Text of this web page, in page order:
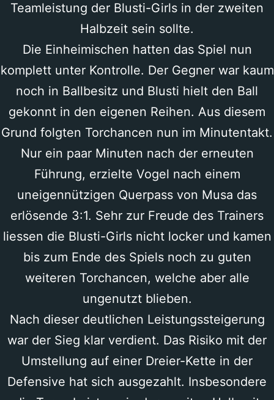
Teamleistung der Blusti-Girls in der zweiten
Halbzeit sein sollte.
Die Einheimischen hatten das Spiel nun
komplett unter Kontrolle. Der Gegner war kaum
noch in Ballbesitz und Blusti hielt den Ball
gekonnt in den eigenen Reihen. Aus diesem
Grund folgten Torchancen nun im Minutentakt.
Nur ein paar Minuten nach der erneuten
Führung, erzielte Vogel nach einem
uneigennützigen Querpass von Musa das
erlösende 3:1. Sehr zur Freude des Trainers
liessen die Blusti-Girls nicht locker und kamen
bis zum Ende des Spiels noch zu guten
weiteren Torchancen, welche aber alle
ungenutzt blieben.
Nach dieser deutlichen Leistungssteigerung
war der Sieg klar verdient. Das Risiko mit der
Umstellung auf einer Dreier-Kette in der
Defensive hat sich ausgezahlt. Insbesondere